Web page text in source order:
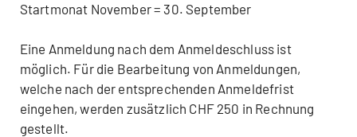
Startmonat November = 30. September
Eine Anmeldung nach dem Anmeldeschluss ist
möglich. Für die Bearbeitung von Anmeldungen,
welche nach der entsprechenden Anmeldefrist
eingehen, werden zusätzlich CHF 250 in Rechnung
gestellt.